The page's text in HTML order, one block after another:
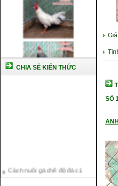
CHIA SẺ KIẾN THỨC
Cách nuôi gà đông tảo thuần
chủng
Giá
SỐ